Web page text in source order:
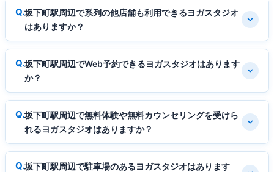
坂下町駅周辺で系列の他店舗も利用できるヨガスタジオ
はありますか？
坂下町駅周辺でWeb予約できるヨガスタジオはあります
か？
坂下町駅周辺で無料体験や無料カウンセリングを受けら
れるヨガスタジオはありますか？
坂下町駅周辺で駐車場のあるヨガスタジオはあります